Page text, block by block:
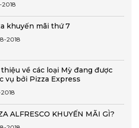
2018
khuyến mãi thứ 7
2018
về các loại Mỳ đang được
vụ bởi Pizza Express
2018
ALFRESCO KHUYẾN MÃI GÌ?